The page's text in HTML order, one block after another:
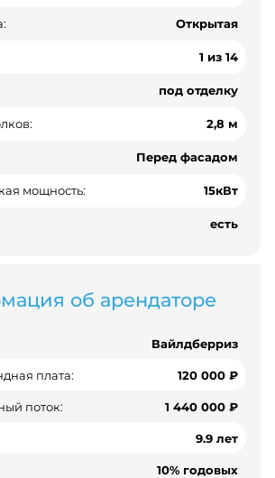
Открытая
1 из 14
под отделку
2,8 м
Перед фасадом
мощность: 15кВт
есть
об арендаторе
Вайлдберриз
плата: 120 000 ₽
поток: 1 440 000 ₽
9.9 лет
10% годовых